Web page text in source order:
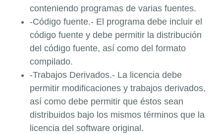
conteniendo programas de varias fuentes.
-Código fuente.- El programa debe incluir el
código fuente y debe permitir la distribución
del código fuente, así como del formato
compilado.
-Trabajos Derivados.- La licencia debe
permitir modificaciones y trabajos derivados,
así como debe permitir que éstos sean
distribuidos bajo los mismos términos que la
licencia del software original.